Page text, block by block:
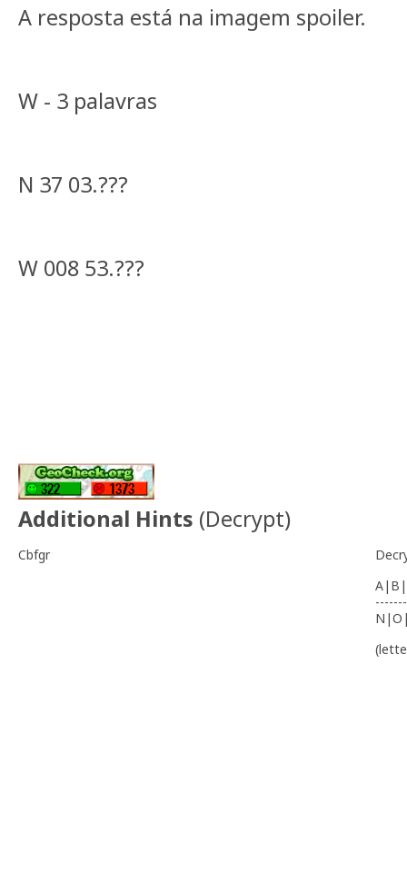
A resposta está na imagem spoiler.
W - 3 palavras
N 37 03.???
W 008 53.???
Additional Hints (Decrypt)
Cbfgr